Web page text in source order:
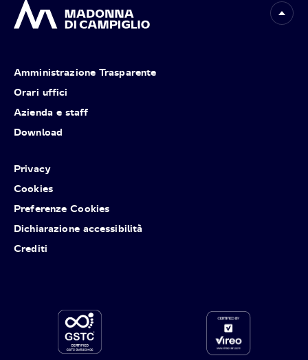
Amministrazione Trasparente
Orari uffici
Azienda e staff
Download
Privacy
Cookies
Preferenze Cookies
Dichiarazione accessibilità
Crediti